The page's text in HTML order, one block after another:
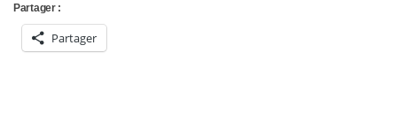
Partager :
Partager